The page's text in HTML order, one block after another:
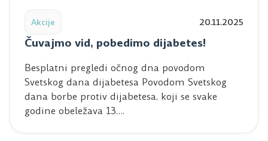
Akcije 20.11.2025
Čuvajmo vid, pobedimo dijabetes!
Besplatni pregledi očnog dna povodom
Svetskog dana dijabetesa Povodom Svetskog
dana borbe protiv dijabetesa, koji se svake
godine obeležava 13….